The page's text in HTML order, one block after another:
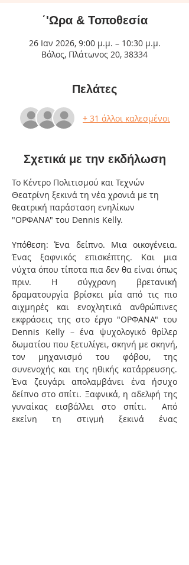
΄'Ωρα & Τοποθεσία
26 Ιαν 2026, 9:00 μ.μ. – 10:30 μ.μ.
Βόλος, Πλάτωνος 20, 38334
Πελάτες
+ 31 άλλοι καλεσμένοι
Σχετικά με την εκδήλωση
Το Κέντρο Πολιτισμού και Τεχνών
Θεατρίνη ξεκινά τη νέα χρονιά με τη
θεατρική παράσταση ενηλίκων
"ΟΡΦΑΝΑ" του Dennis Kelly.
Υπόθεση: Ένα δείπνο. Μια οικογένεια.
Ένας ξαφνικός επισκέπτης. Και μια
νύχτα όπου τίποτα πια δεν θα είναι όπως
πριν. Η σύγχρονη βρετανική
δραματουργία βρίσκει μία από τις πιο
αιχμηρές και ενοχλητικά ανθρώπινες
εκφράσεις της στο έργο "ΟΡΦΑΝΑ" του
Dennis Kelly – ένα ψυχολογικό θρίλερ
δωματίου που ξετυλίγει, σκηνή με σκηνή,
τον μηχανισμό του φόβου, της
συνενοχής και της ηθικής κατάρρευσης.
Ένα ζευγάρι απολαμβάνει ένα ήσυχο
δείπνο στο σπίτι. Ξαφνικά, η αδελφή της
γυναίκας εισβάλλει στο σπίτι.  Από
εκείνη τη στιγμή ξεκινά ένας